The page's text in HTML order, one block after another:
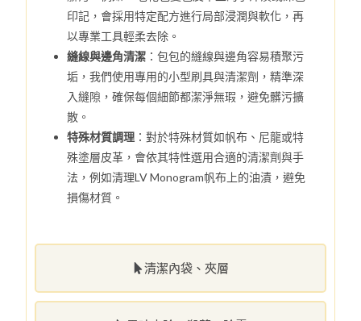
清潔內袋、夾層
印記，會採用特定配方進行局部浸潤與軟化，再
以專業工具輕柔去除。
縫線與邊角清潔 ：包包的縫線與邊角容易積聚污
垢，我們使用專用的小型刷具與清潔劑，精準深
入縫隙，確保每個細節都潔淨無瑕，避免髒污擴
散。
特殊材質調理 ：對於特殊材質如帆布、尼龍或特
殊塗層皮革，會依其特性選用合適的清潔劑與手
法，例如清理LV Monogram帆布上的油漬，避免
損傷材質。